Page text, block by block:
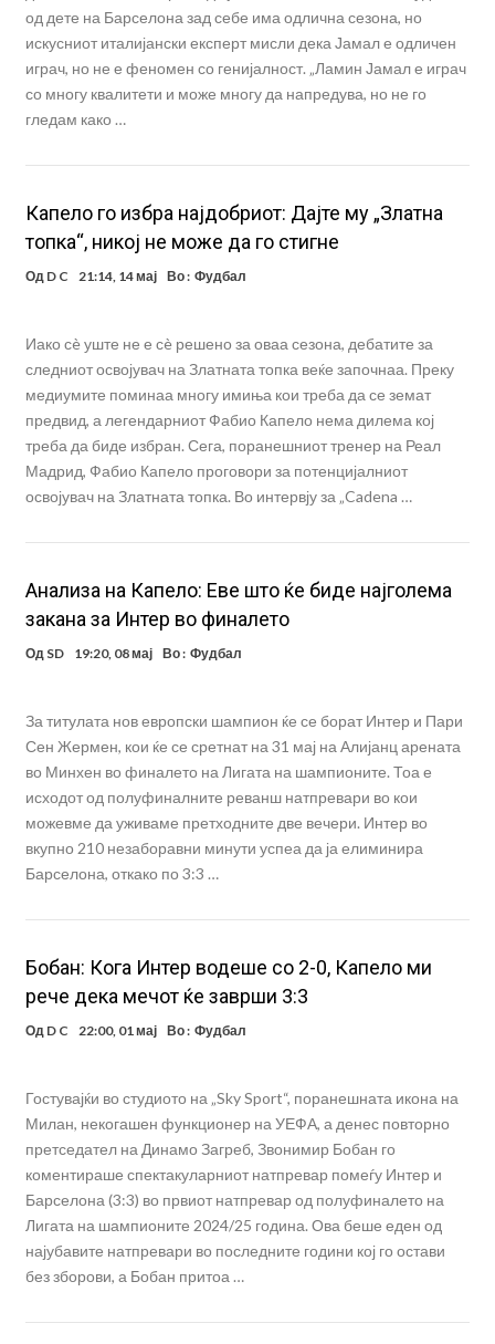
од дете на Барселона зад себе има одлична сезона, но
искусниот италијански експерт мисли дека Јамал е одличен
играч, но не е феномен со генијалност. „Ламин Јамал е играч
со многу квалитети и може многу да напредува, но не го
гледам како …
Капело го избра најдобриот: Дајте му „Златна
топка“, никој не може да го стигне
Од D C 21:14, 14 мај Во : Фудбал
Иако сè уште не е сè решено за оваа сезона, дебатите за
следниот освојувач на Златната топка веќе започнаа. Преку
медиумите поминаа многу имиња кои треба да се земат
предвид, а легендарниот Фабио Капело нема дилема кој
треба да биде избран. Сега, поранешниот тренер на Реал
Мадрид, Фабио Капело проговори за потенцијалниот
освојувач на Златната топка. Во интервју за „Cadena …
Анализа на Капело: Еве што ќе биде најголема
закана за Интер во финалето
Од SD 19:20, 08 мај Во : Фудбал
За титулата нов европски шампион ќе се борат Интер и Пари
Сен Жермен, кои ќе се сретнат на 31 мај на Алијанц арената
во Минхен во финалето на Лигата на шампионите. Тоа е
исходот од полуфиналните реванш натпревари во кои
можевме да уживаме претходните две вечери. Интер во
вкупно 210 незаборавни минути успеа да ја елиминира
Барселона, откако по 3:3 …
Бобан: Кога Интер водеше со 2-0, Капело ми
рече дека мечот ќе заврши 3:3
Од D C 22:00, 01 мај Во : Фудбал
Гостувајќи во студиото на „Sky Sport“, поранешната икона на
Милан, некогашен функционер на УЕФА, а денес повторно
претседател на Динамо Загреб, Звонимир Бобан го
коментираше спектакуларниот натпревар помеѓу Интер и
Барселона (3:3) во првиот натпревар од полуфиналето на
Лигата на шампионите 2024/25 година. Ова беше еден од
најубавите натпревари во последните години кој го остави
без зборови, а Бобан притоа …